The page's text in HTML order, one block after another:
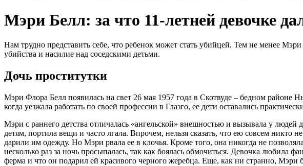
Мэри Белл: за что 11-летней девочке
Нам трудно представить себе, что ребенок может стать убийцей. Тем не менее
убийства и насилие над соседскими детьми.
Дочь проститутки
Мэри Флора Белл появилась на свет 26 мая 1957 года в Скотвуде – бедном районе
когда уезжала работать по своей профессии в Глазго, ее дети оставались
Мэри с раннего детства отличалась «ангельской» внешностью и вызывала у
детям, портила вещи и часто лгала. Впрочем, нельзя сказать, что ею совсем никто
дарили им одежду. Но Мэри рвала ее в клочья. Кроме того, она никогда не
несколько раз за ночь просыпалась, так как боялась обмочиться. Девочка любила
ферма и что он подарил ей красивого черного жеребца. Еще, как ни странно,